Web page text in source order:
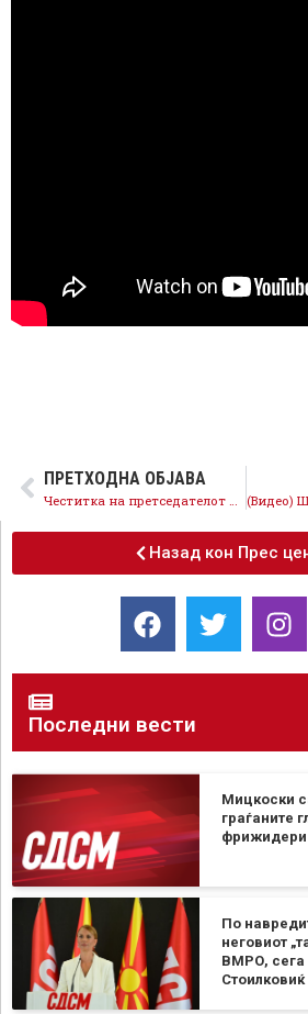
ПРЕТХОДНА ОБЈАВА
Честитка на претседателот Заев за 8 март: Се борите за Македонија
Назад кон Прес
Последни вести
Мицкоски
граѓаните
фрижидери
По
неговиот
ВМРО, сега
Стоилковиќ